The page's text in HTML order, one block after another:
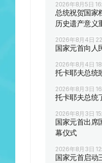
2026年8月5日
总统祝贺国家
历史遗产意义
2026年8月4日
国家元首向人
2026年8月4日
托卡耶夫总统
2026年8月3日
托卡耶夫总统
2026年8月3日
国家元首出席
幕仪式
2026年8月3日
国家元首启动